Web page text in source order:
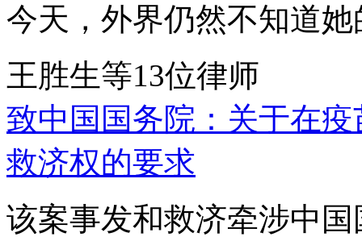
今天，外界仍然不知道
王胜生等13位律师
致中国国务院：关于在
救济权的要求
该案事发和救济牵涉中